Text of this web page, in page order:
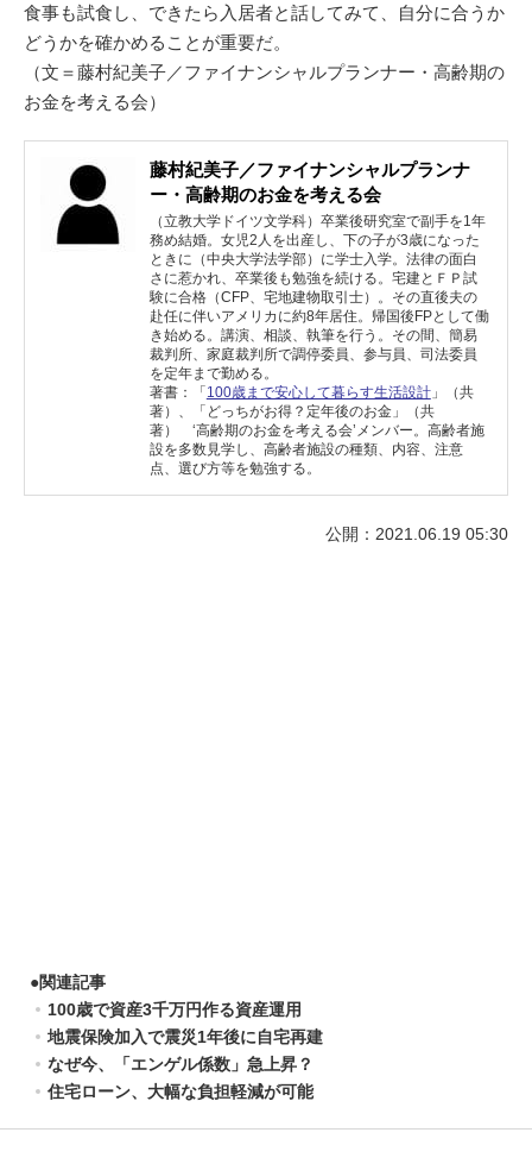
食事も試食し、できたら入居者と話してみて、自分に合うか
どうかを確かめることが重要だ。
（文＝藤村紀美子／ファイナンシャルプランナー・高齢期の
お金を考える会）
藤村紀美子／ファイナンシャルプランナ
ー・高齢期のお金を考える会
（立教大学ドイツ文学科）卒業後研究室で副手を1年
務め結婚。女児2人を出産し、下の子が3歳になった
ときに（中央大学法学部）に学士入学。法律の面白
さに惹かれ、卒業後も勉強を続ける。宅建とＦＰ試
験に合格（CFP、宅地建物取引士）。その直後夫の
赴任に伴いアメリカに約8年居住。帰国後FPとして働
き始める。講演、相談、執筆を行う。その間、簡易
裁判所、家庭裁判所で調停委員、参与員、司法委員
を定年まで勤める。
著書：「 100歳まで安心して暮らす生活設計」（共
著）、「どっちがお得？定年後のお金」（共
著） ‘高齢期のお金を考える会’メンバー。高齢者施
設を多数見学し、高齢者施設の種類、内容、注意
点、選び方等を勉強する。
公開：2021.06.19 05:30
●関連記事
100歳で資産3千万円作る資産運用
地震保険加入で震災1年後に自宅再建
なぜ今、「エンゲル係数」急上昇？
住宅ローン、大幅な負担軽減が可能